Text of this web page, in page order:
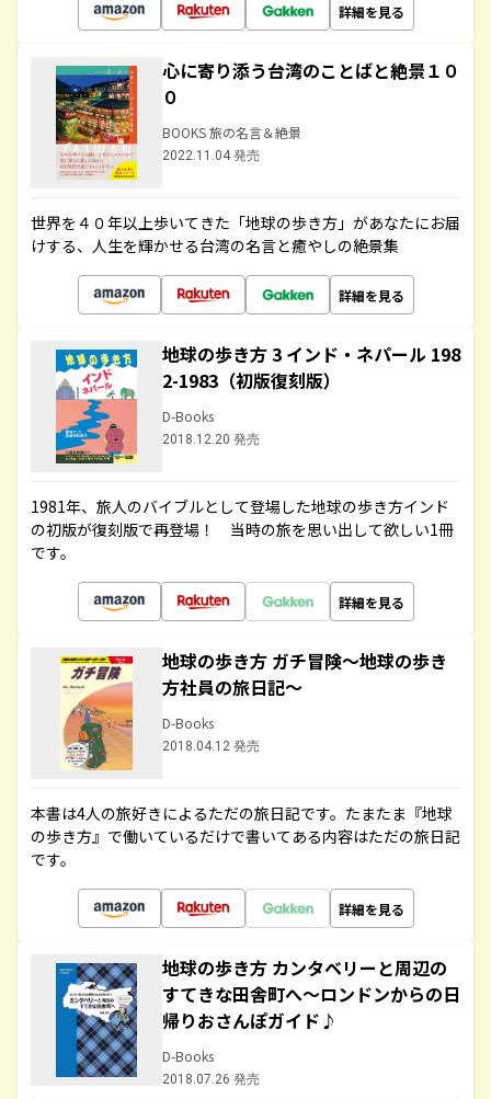
詳細を見る
心に寄り添う台湾のことばと絶景１０
０
BOOKS 旅の名言＆絶景
2022.11.04 発売
世界を４０年以上歩いてきた「地球の歩き方」があなたにお届
けする、人生を輝かせる台湾の名言と癒やしの絶景集
詳細を見る
地球の歩き方 3 インド・ネパール 198
2-1983（初版復刻版）
D-Books
2018.12.20 発売
1981年、旅人のバイブルとして登場した地球の歩き方インド
の初版が復刻版で再登場！ 当時の旅を思い出して欲しい1冊
です。
詳細を見る
地球の歩き方 ガチ冒険～地球の歩き
方社員の旅日記～
D-Books
2018.04.12 発売
本書は4人の旅好きによるただの旅日記です。たまたま『地球
の歩き方』で働いているだけで書いてある内容はただの旅日記
です。
詳細を見る
地球の歩き方 カンタベリーと周辺の
すてきな田舎町へ～ロンドンからの日
帰りおさんぽガイド♪
D-Books
2018.07.26 発売